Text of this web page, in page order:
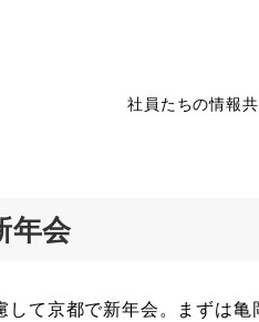
社員たちの情報
年会
して京都で新年会。まずは